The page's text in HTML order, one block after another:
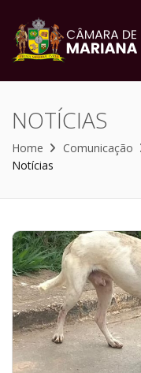
NOTÍCIAS
Home Comunicação
Notícias